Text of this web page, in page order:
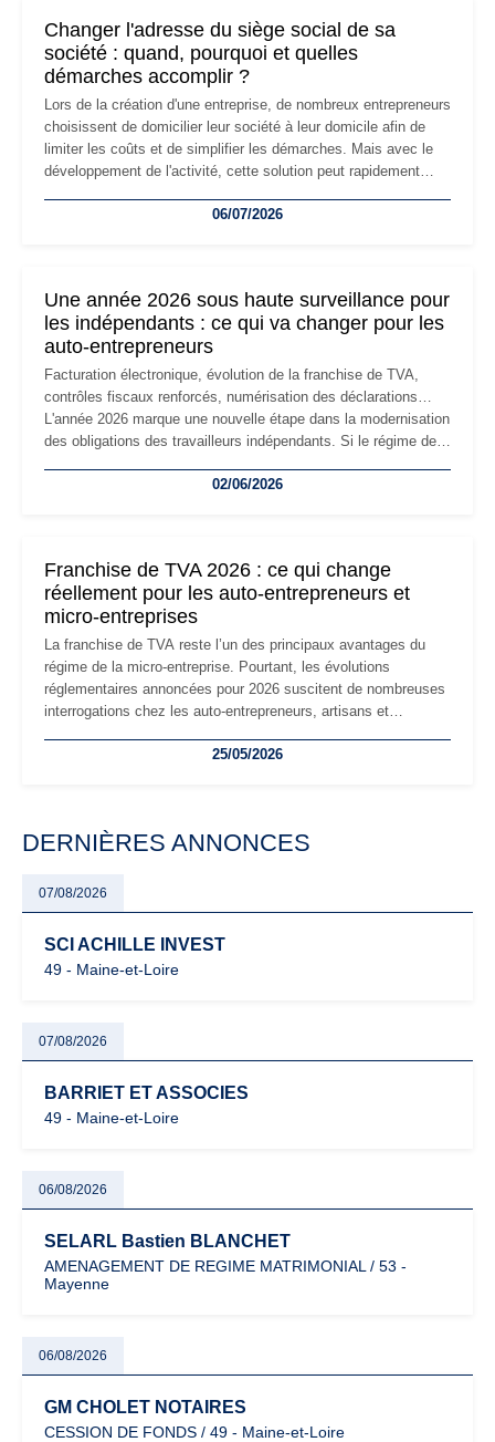
Changer l'adresse du siège social de sa
société : quand, pourquoi et quelles
démarches accomplir ?
Lors de la création d'une entreprise, de nombreux entrepreneurs
choisissent de domicilier leur société à leur domicile afin de
limiter les coûts et de simplifier les démarches. Mais avec le
développement de l'activité, cette solution peut rapidement
professionnels, recrutement, image de marque… Le
06/07/2026
Une année 2026 sous haute surveillance pour
les indépendants : ce qui va changer pour les
auto-entrepreneurs
Facturation électronique, évolution de la franchise de TVA,
contrôles fiscaux renforcés, numérisation des déclarations…
L'année 2026 marque une nouvelle étape dans la modernisation
des obligations des travailleurs indépendants. Si le régime de
les auto-entrepreneurs devront s'adapter à un environnement
02/06/2026
Franchise de TVA 2026 : ce qui change
réellement pour les auto-entrepreneurs et
micro-entreprises
La franchise de TVA reste l’un des principaux avantages du
régime de la micro-entreprise. Pourtant, les évolutions
réglementaires annoncées pour 2026 suscitent de nombreuses
interrogations chez les auto-entrepreneurs, artisans et
facturation ou risque de bascule vers la TVA : les règles
25/05/2026
DERNIÈRES ANNONCES
07/08/2026
SCI ACHILLE INVEST
49 - Maine-et-Loire
07/08/2026
BARRIET ET ASSOCIES
49 - Maine-et-Loire
06/08/2026
SELARL Bastien BLANCHET
AMENAGEMENT DE REGIME MATRIMONIAL / 53 -
Mayenne
06/08/2026
GM CHOLET NOTAIRES
CESSION DE FONDS / 49 - Maine-et-Loire